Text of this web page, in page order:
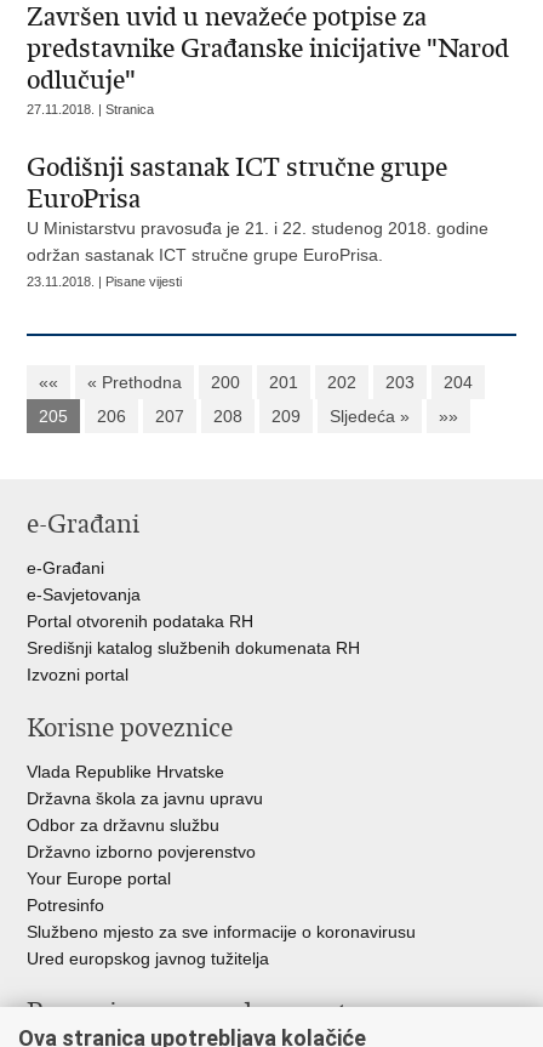
Završen uvid u nevažeće potpise za
predstavnike Građanske inicijative "Narod
odlučuje"
27.11.2018. | Stranica
Godišnji sastanak ICT stručne grupe
EuroPrisa
U Ministarstvu pravosuđa je 21. i 22. studenog 2018. godine
održan sastanak ICT stručne grupe EuroPrisa.
23.11.2018. | Pisane vijesti
«« « Prethodna 200 201 202 203
204
205
206 207 208 209 Sljedeća » »»
e-Građani
e-Građani
e-Savjetovanja
Portal otvorenih podataka RH
Središnji katalog službenih dokumenata RH
Izvozni portal
Korisne poveznice
Vlada Republike Hrvatske
Državna škola za javnu upravu
Odbor za državnu službu
Državno izborno povjerenstvo
Your Europe portal
Potresinfo
Službeno mjesto za sve informacije o koronavirusu
Ured europskog javnog tužitelja
Poveznice pravosudnog sustava
Ova stranica upotrebljava kolačiće